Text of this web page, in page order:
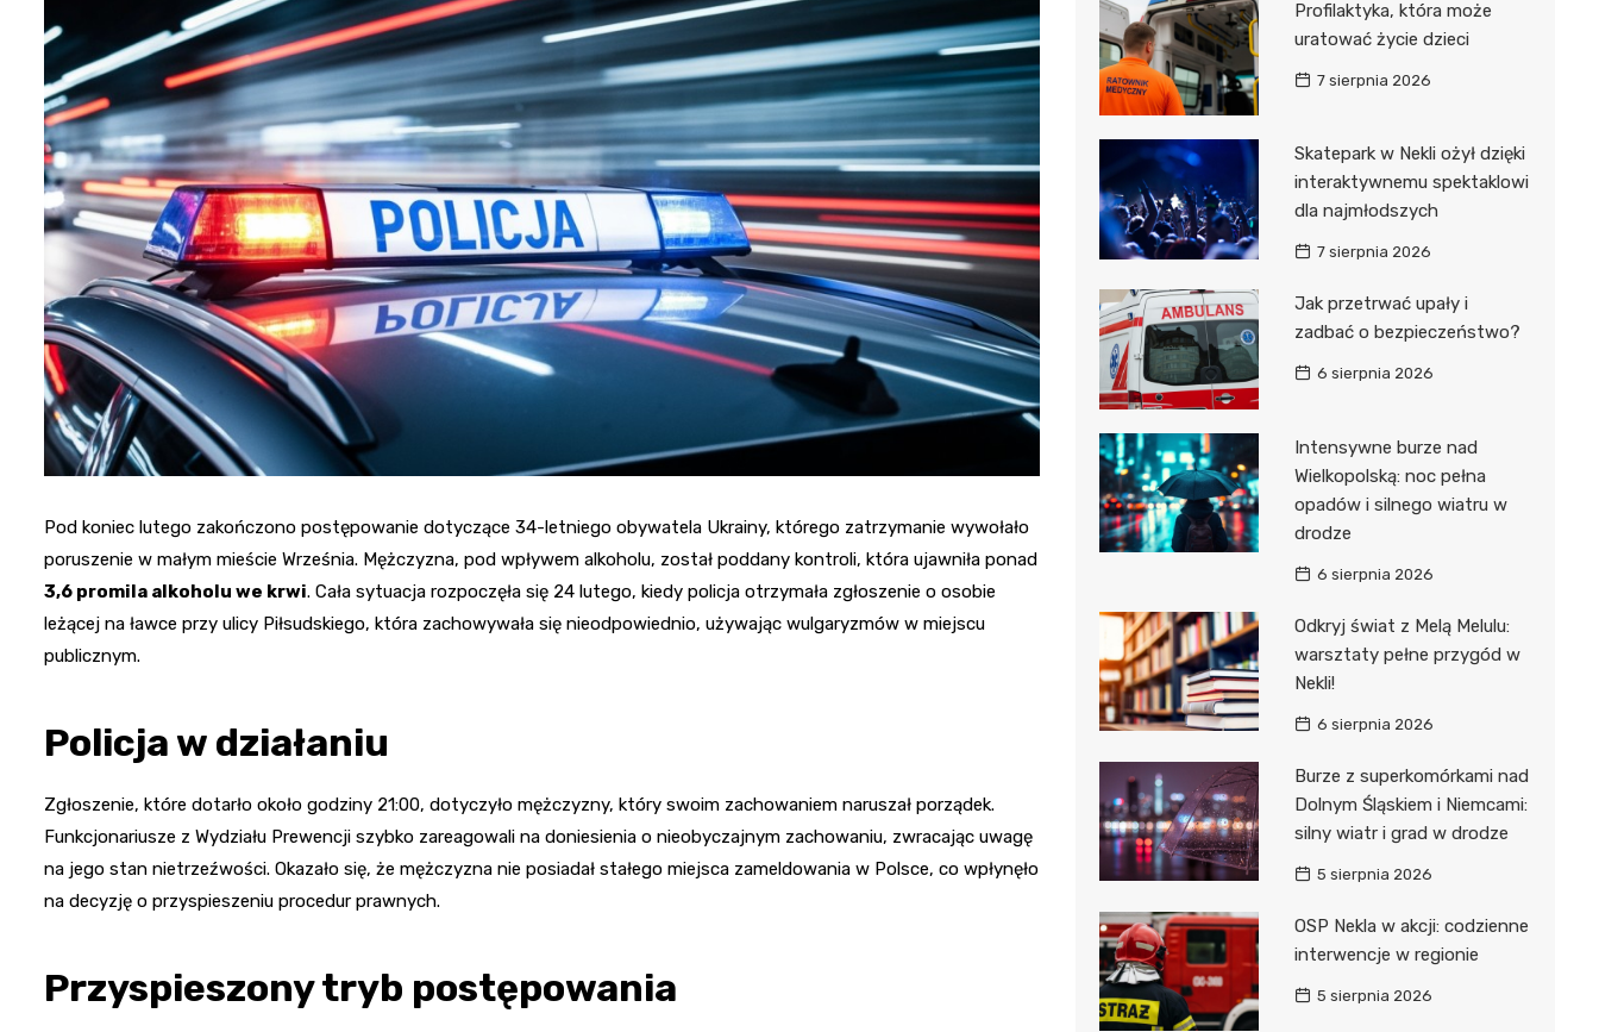
Dzieci Wrzesińskich
Park Miejski im. Dzieci
Wrzesińskich
Amfiteatr im. Anny Jantar
Jump World Września
Wrzesińska Strefa
Pałac w Miłosławiu
Izba Pamięci Reymonta
Pod koniec lutego zakończono postępowanie dotyczące 34-letniego obywatela Ukrainy, którego zatrzymanie wywołało
poruszenie w małym mieście Września. Mężczyzna, pod wpływem alkoholu, został poddany kontroli, która ujawniła ponad
3,6 promila alkoholu we krwi. Cała sytuacja rozpoczęła się 24 lutego, kiedy policja otrzymała zgłoszenie o osobie
leżącej na ławce przy ulicy Piłsudskiego, która zachowywała się nieodpowiednio, używając wulgaryzmów w miejscu
publicznym.
Policja w działaniu
Zgłoszenie, które dotarło około godziny 21:00, dotyczyło mężczyzny, który swoim zachowaniem naruszał porządek.
Funkcjonariusze z Wydziału Prewencji szybko zareagowali na doniesienia o nieobyczajnym zachowaniu, zwracając uwagę
na jego stan nietrzeźwości. Okazało się, że mężczyzna nie posiadał stałego miejsca zameldowania w Polsce, co wpłynęło
na decyzję o przyspieszeniu procedur prawnych.
Przyspieszony tryb postępowania
Profilaktyka, która może
uratować życie dzieci
7 sierpnia 2026
Skatepark w Nekli ożył dzięki
interaktywnemu spektaklowi
dla najmłodszych
7 sierpnia 2026
Jak przetrwać upały i
zadbać o bezpieczeństwo?
6 sierpnia 2026
Intensywne burze nad
Wielkopolską: noc pełna
opadów i silnego wiatru w
drodze
6 sierpnia 2026
Odkryj świat z Melą Melulu:
warsztaty pełne przygód w
Nekli!
6 sierpnia 2026
Burze z superkomórkami nad
Dolnym Śląskiem i Niemcami:
silny wiatr i grad w drodze
5 sierpnia 2026
OSP Nekla w akcji: codzienne
interwencje w regionie
5 sierpnia 2026